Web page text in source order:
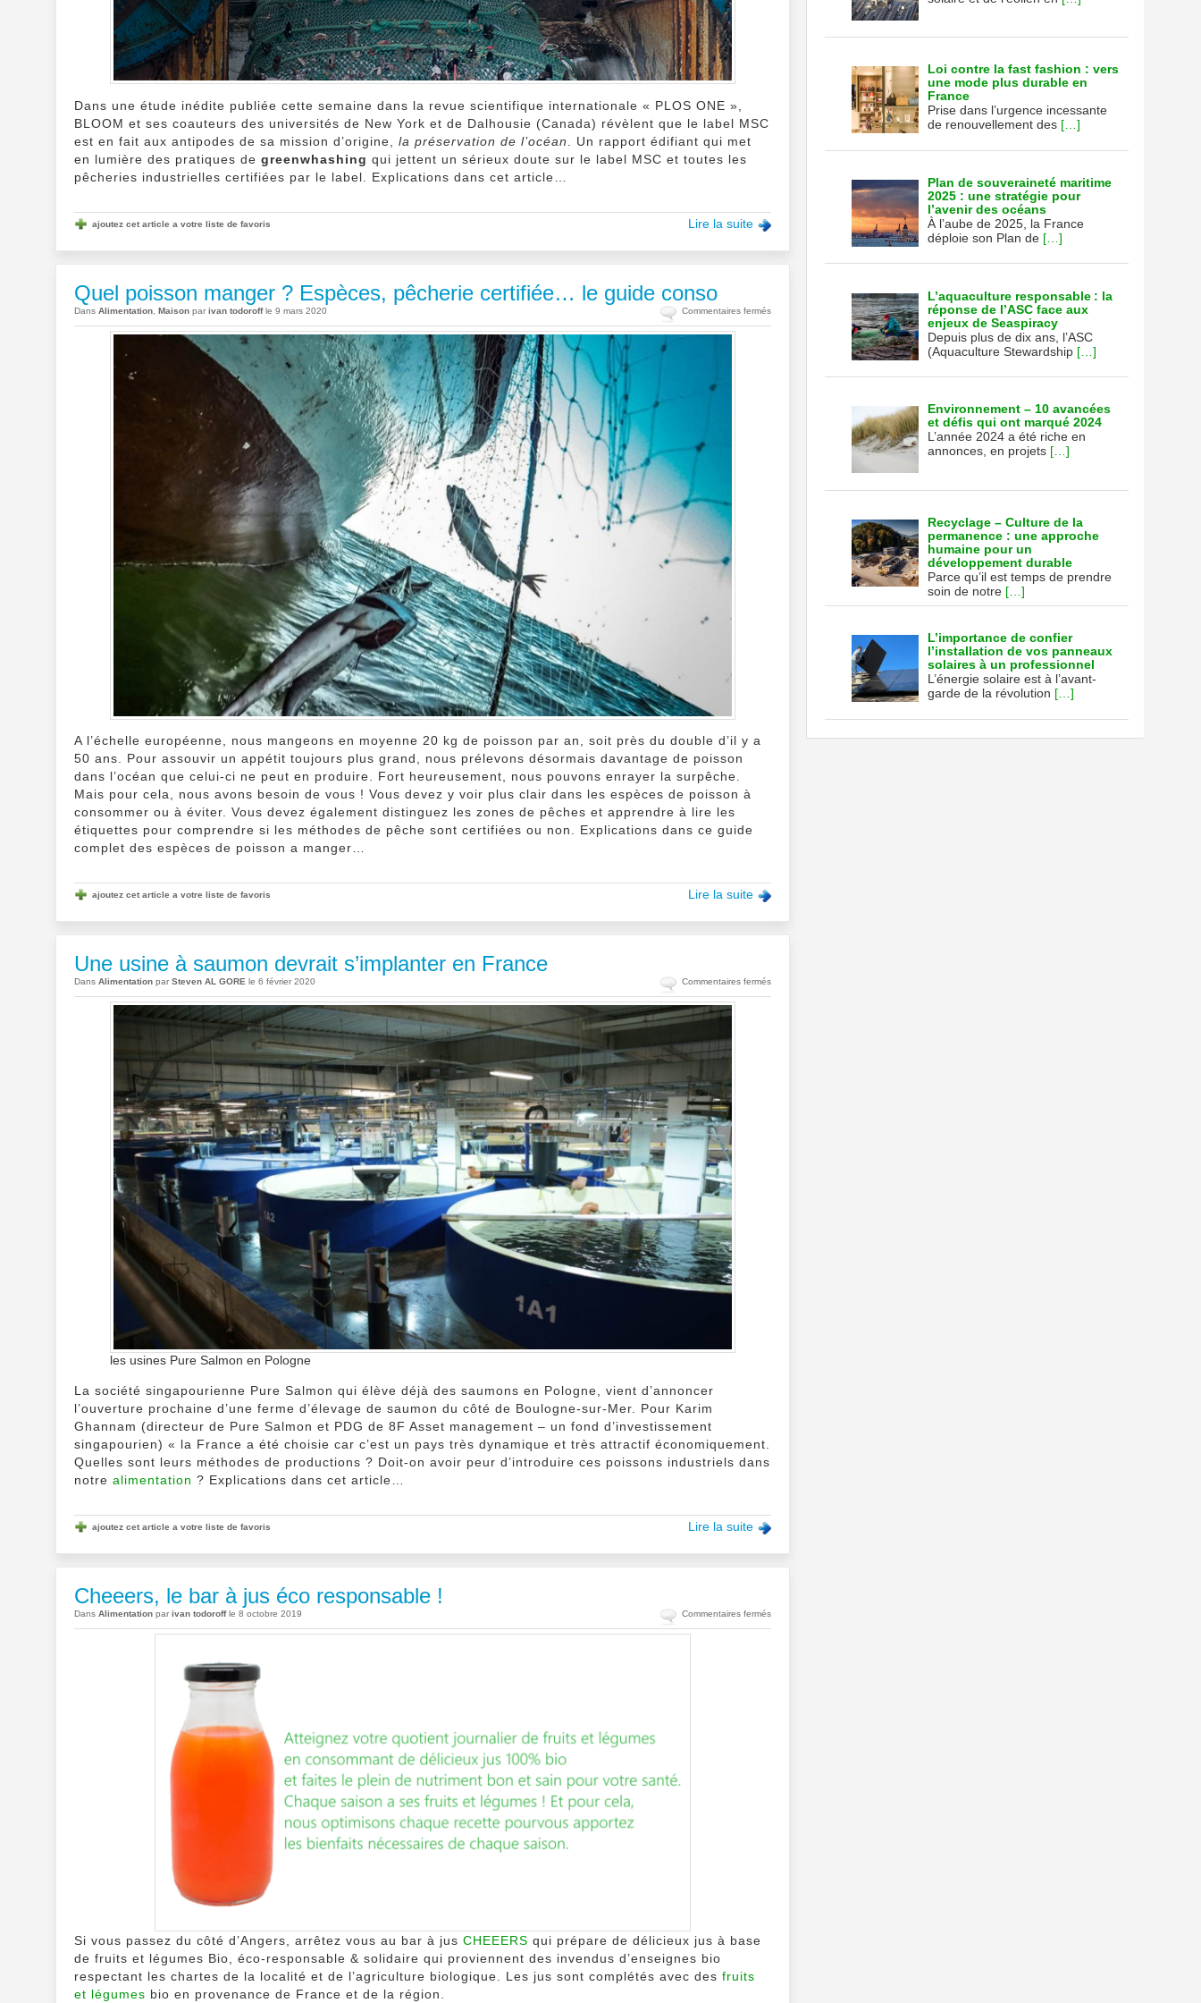
Dans une étude inédite publiée cette semaine dans la revue scientifique internationale « PLOS ONE »,
BLOOM et ses coauteurs des universités de New York et de Dalhousie (Canada) révèlent que le label MSC
est en fait aux antipodes de sa mission d’origine, la préservation de l’océan
. Un rapport édifiant qui met
en lumière des pratiques de greenwhashing qui jettent un sérieux doute sur le label MSC et toutes les
pêcheries industrielles certifiées par le label. Explications dans cet article…
Lire la suite
ajoutez cet article a votre liste de favoris
Quel poisson manger ? Espèces, pêcherie certifiée… le guide conso
Dans Alimentation Maison par ivan todoroffle 9 mars 2020 Commentaires ferméssur
Quel
A l’échelle européenne, nous mangeons en moyenne 20 kg de poisson par an, soit près du double d’il y a
50 ans. Pour assouvir un appétit toujours plus grand, nous prélevons désormais davantage de poisson
dans l’océan que celui-ci ne peut en produire. Fort heureusement, nous pouvons enrayer la surpêche.
Mais pour cela, nous avons besoin de vous ! Vous devez y voir plus clair dans les espèces de poisson à
consommer ou à éviter. Vous devez également distinguez les zones de pêches et apprendre à lire les
étiquettes pour comprendre si les méthodes de pêche sont certifiées ou non. Explications dans ce guide
complet des espèces de poisson a manger…
Lire la suite
ajoutez cet article a votre liste de favoris
Une usine à saumon devrait s’implanter en France
Dans Alimentation par Steven AL GORE le 6 février 2020 Commentaires ferméssur
Une
les usines Pure Salmon en Pologne
La société singapourienne Pure Salmon qui élève déjà des saumons en Pologne, vient d’annoncer
l’ouverture prochaine d’une ferme d’élevage de saumon du côté de Boulogne-sur-Mer. Pour Karim
Ghannam (directeur de Pure Salmon et PDG de 8F Asset management – un fond d’investissement
singapourien) « la France a été choisie car c’est un pays très dynamique et très attractif économiquement.
Quelles sont leurs méthodes de productions ? Doit-on avoir peur d’introduire ces poissons industriels dans
notre alimentation ? Explications dans cet article…
Lire la suite
ajoutez cet article a votre liste de favoris
Cheeers, le bar à jus éco responsable !
Dans Alimentation par ivan todoroffle 8 octobre 2019 Commentaires ferméssur
Cheeers,
Si vous passez du côté d’Angers, arrêtez vous au bar à jus CHEEERS qui prépare de délicieux jus à base
de fruits et légumes Bio, éco-responsable & solidaire qui proviennent des invendus d’enseignes bio
respectant les chartes de la localité et de l’agriculture biologique. Les jus sont complétés avec des fruits
et légumes bio en provenance de France et de la région.
Loi contre la fast fashion : vers
une mode plus durable en
France
Prise dans l’urgence incessante
de renouvellement des […]
Plan de souveraineté maritime
2025 : une stratégie pour
l’avenir des océans
À l’aube de 2025, la France
déploie son Plan de […]
L’aquaculture responsable : la
réponse de l’ASC face aux
enjeux de Seaspiracy
Depuis plus de dix ans, l’ASC
(Aquaculture Stewardship […]
Environnement – 10 avancées
et défis qui ont marqué 2024
L’année 2024 a été riche en
annonces, en projets […]
Recyclage – Culture de la
permanence : une approche
humaine pour un
développement durable
Parce qu’il est temps de prendre
soin de notre […]
L’importance de confier
l’installation de vos panneaux
solaires à un professionnel
L’énergie solaire est à l’avant-
garde de la révolution […]